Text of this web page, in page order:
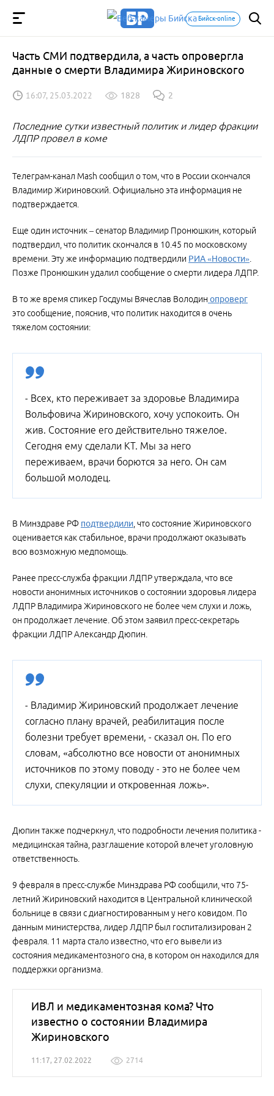
Бийск-online
Часть СМИ подтвердила, а часть опровергла
данные о смерти Владимира Жириновского
16:07, 25.03.2022 1828 2
Последние сутки известный политик и лидер фракции
ЛДПР провел в коме
Телеграм-канал Mash сообщил о том, что в России скончался
Владимир Жириновский. Официально эта информация не
подтверждается.
Еще один источник – сенатор Владимир Пронюшкин, который
подтвердил, что политик скончался в 10.45 по московскому
времени. Эту же информацию подтвердили РИА «Новости»
Позже Пронюшкин удалил сообщение о смерти лидера ЛДПР.
В то же время спикер Госдумы Вячеслав Володин опроверг
это сообщение, пояснив, что политик находится в очень
тяжелом состоянии:
- Всех, кто переживает за здоровье Владимира
Вольфовича Жириновского, хочу успокоить. Он
жив. Состояние его действительно тяжелое.
Сегодня ему сделали КТ. Мы за него
переживаем, врачи борются за него. Он сам
большой молодец.
В Минздраве РФ подтвердили , что состояние Жириновского
оценивается как стабильное, врачи продолжают оказывать
всю возможную медпомощь.
Ранее пресс-служба фракции ЛДПР утверждала, что все
новости анонимных источников о состоянии здоровья лидера
ЛДПР Владимира Жириновского не более чем слухи и ложь,
он продолжает лечение. Об этом заявил пресс-секретарь
фракции ЛДПР Александр Дюпин.
- Владимир Жириновский продолжает лечение
согласно плану врачей, реабилитация после
болезни требует времени, - сказал он. По его
словам, «абсолютно все новости от анонимных
источников по этому поводу - это не более чем
слухи, спекуляции и откровенная ложь».
Дюпин также подчеркнул, что подробности лечения политика -
медицинская тайна, разглашение которой влечет уголовную
ответственность.
9 февраля в пресс-службе Минздрава РФ сообщили, что 75-
летний Жириновский находится в Центральной клинической
больнице в связи с диагностированным у него ковидом. По
данным министерства, лидер ЛДПР был госпитализирован 2
февраля. 11 марта стало известно, что его вывели из
состояния медикаментозного сна, в котором он находился для
поддержки организма.
ИВЛ и медикаментозная кома? Что
известно о состоянии Владимира
Жириновского
11:17, 27.02.2022 2714